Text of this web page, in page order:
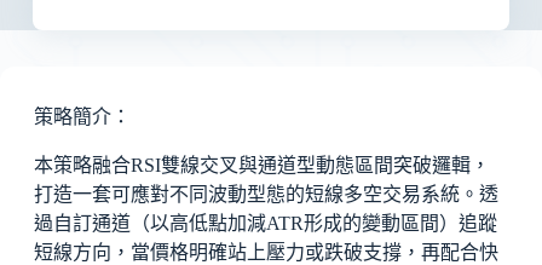
策略簡介：
本策略融合RSI雙線交叉與通道型動態區間突破邏輯，
打造一套可應對不同波動型態的短線多空交易系統。透
過自訂通道（以高低點加減ATR形成的變動區間）追蹤
短線方向，當價格明確站上壓力或跌破支撐，再配合快